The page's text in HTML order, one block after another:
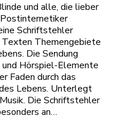
und alle, die lieber
Schriftstehler
Texten Themengebiete
Die Sendung
Hörspiel-Elemente
Faden durch das
Lebens. Unterlegt
Die Schriftstehler
an…